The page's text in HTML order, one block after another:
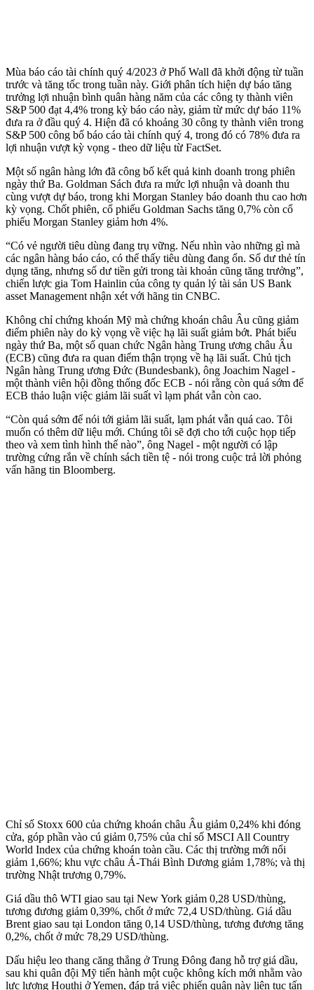
Mùa báo cáo tài chính quý 4/2023 ở Phố Wall đã khởi động từ tuần
trước và tăng tốc trong tuần này. Giới phân tích hiện dự báo tăng
trưởng lợi nhuận bình quân hàng năm của các công ty thành viên
S&P 500 đạt 4,4% trong kỳ báo cáo này, giảm từ mức dự báo 11%
đưa ra ở đầu quý 4. Hiện đã có khoảng 30 công ty thành viên trong
S&P 500 công bố báo cáo tài chính quý 4, trong đó có 78% đưa ra
lợi nhuận vượt kỳ vọng - theo dữ liệu từ FactSet.
Một số ngân hàng lớn đã công bố kết quả kinh doanh trong phiên
ngày thứ Ba. Goldman Sách đưa ra mức lợi nhuận và doanh thu
cùng vượt dự báo, trong khi Morgan Stanley báo doanh thu cao hơn
kỳ vọng. Chốt phiên, cổ phiếu Goldman Sachs tăng 0,7% còn cổ
phiếu Morgan Stanley giảm hơn 4%.
“Có vẻ người tiêu dùng đang trụ vững. Nếu nhìn vào những gì mà
các ngân hàng báo cáo, có thể thấy tiêu dùng đang ổn. Số dư thẻ tín
dụng tăng, nhưng số dư tiền gửi trong tài khoản cũng tăng trưởng”,
chiến lược gia Tom Hainlin của công ty quản lý tài sản US Bank
as‌set Management nhận xét với hãng tin CNBC.
Không chỉ chứng khoán Mỹ mà chứng khoán châu Âu cũng giảm
điểm phiên này do kỳ vọng về việc hạ lãi suất giảm bớt. Phát biểu
ngày thứ Ba, một số quan chức Ngân hàng Trung ương châu Âu
(ECB) cũng đưa ra quan điểm thận trọng về hạ lãi suất. Chủ tịch
Ngân hàng Trung ương Đức (Bundesbank), ông Joachim Nagel -
một thành viên hội đồng thống đốc ECB - nói rằng còn quá sớm để
ECB thảo luận việc giảm lãi suất vì lạm phát vẫn còn cao.
“Còn quá sớm để nói tới giảm lãi suất, lạm phát vẫn quá cao. Tôi
muốn có thêm dữ liệu mới. Chúng tôi sẽ đợi cho tới cuộc họp tiếp
theo và xem tình hình thế nào”, ông Nagel - một người có lập
trường cứng rắn về chính sách tiền tệ - nói trong cuộc trả lời phỏng
vấn hãng tin Bloomberg.
Chỉ số Stoxx 600 của chứng khoán châu Âu giảm 0,24% khi đóng
cửa, góp phần vào cú giảm 0,75% của chỉ số MSCI All Country
World Index của chứng khoán toàn cầu. Các thị trường mới nổi
giảm 1,66%; khu vực châu Á-Thái Bình Dương giảm 1,78%; và thị
trường Nhật trương 0,79%.
Giá dầu thô WTI giao sau tại New York giảm 0,28 USD/thùng,
tương đương giảm 0,39%, chốt ở mức 72,4 USD/thùng. Giá dầu
Brent giao sau tại London tăng 0,14 USD/thùng, tương đương tăng
0,2%, chốt ở mức 78,29 USD/thùng.
Dấu hiệu leo thang căng thẳng ở Trung Đông đang hỗ trợ giá dầu,
sau khi quân đội Mỹ tiến hành một cuộc không kích mới nhằm vào
lực lượng Houthi ở Yemen, đáp trả việc phiến quân này liên tục tấn